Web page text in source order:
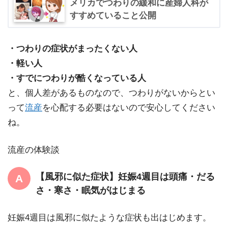
メリカでつわりの緩和に産婦人科が
すすめていること公開
・つわりの症状がまったくない人
・軽い人
・すでにつわりが酷くなっている人
と、個人差があるものなので、つわりがないからとい
って流産を心配する必要はないので安心してください
ね。
流産の体験談
【風邪に似た症状】妊娠4週目は頭痛・だる
さ・寒さ・眠気がはじまる
妊娠4週目は風邪に似たような症状も出はじめます。